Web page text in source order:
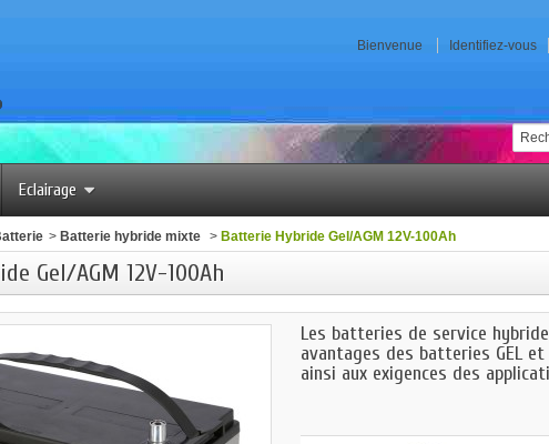
Bienvenue Identifiez-vous
Eclairage
> Batterie hybride mixte > Batterie Hybride Gel/AGM 12V-100Ah
Gel/AGM 12V-100Ah
Les batteries de service
avantages des batteries GEL
ainsi aux exigences des